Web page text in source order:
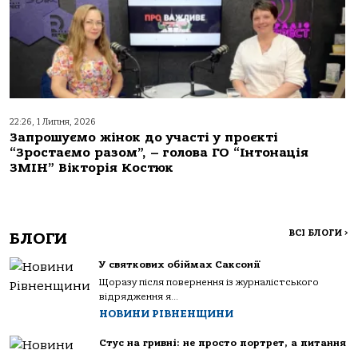
22:26, 1 Липня, 2026
Запрошуємо жінок до участі у проєкті
“Зростаємо разом”, – голова ГО “Інтонація
ЗМІН” Вікторія Костюк
БЛОГИ ВСІ БЛОГИ >
У святкових обіймах Саксонії
Щоразу після повернення із журналістського
відрядження я...
НОВИНИ РІВНЕНЩИНИ
Стус на гривні: не просто портрет, а питання